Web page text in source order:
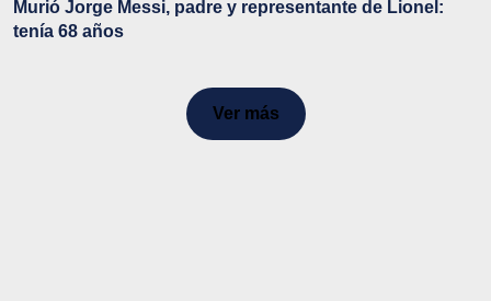
Murió Jorge Messi, padre y representante de Lionel:
tenía 68 años
Ver más